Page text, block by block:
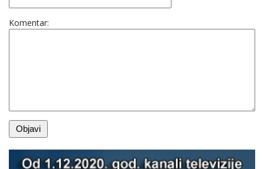
Komentar: